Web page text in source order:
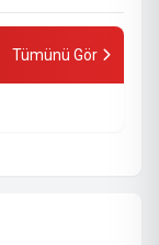
Tümünü Gör